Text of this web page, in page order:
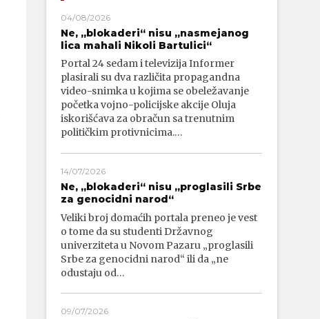
04/08/2026
Ne, „blokaderi“ nisu „nasmejanog
lica mahali Nikoli Bartulici“
Portal 24 sedam i televizija Informer
plasirali su dva različita propagandna
video-snimka u kojima se obeležavanje
početka vojno-policijske akcije Oluja
iskorišćava za obračun sa trenutnim
političkim protivnicima.…
14/07/2026
Ne, „blokaderi“ nisu „proglasili Srbe
za genocidni narod“
Veliki broj domaćih portala preneo je vest
o tome da su studenti Državnog
univerziteta u Novom Pazaru „proglasili
Srbe za genocidni narod“ ili da „ne
odustaju od…
09/07/2026